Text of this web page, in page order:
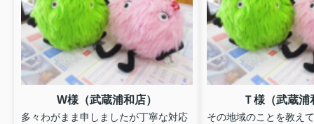
会社理念である『質の高い住空間の創造・暮らしやすい
地域社会の実現』を、より一層目指して参ります。
2026.01.03
《ネイルサロン シュシュ1回施術無料サービス》
今、ライフ・クリエイトにて
W様（武蔵浦和店）
多々わがまま申しましたが丁寧な対応
Ｔ様（武蔵浦
その地域のことを教え